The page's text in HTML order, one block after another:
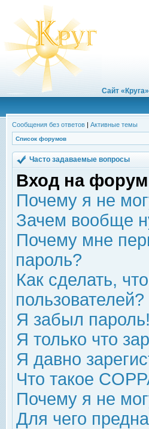
Сайт «Круга»
Сообщения без ответов | Активные темы
Список форумов
Часто задаваемые вопросы
Вход на форум
Почему я не
Зачем вообще
Почему мне
пароль?
Как сделать,
пользователей?
Я забыл пароль!
Я только что
Я давно
Что такое
Почему я не
Для чего